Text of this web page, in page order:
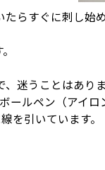
らすぐに刺し始
迷うことはありま
ールペン（アイロ
を引いています。